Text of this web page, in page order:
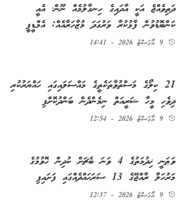
ދަތިވެއްޖެ އަކީ އާދައިގެ ހިނގާލުމެއް ނޫން؛ އެއީ
ކަންބޮޑުވުން ފާޅުކުރާ ވަރުގަދަ މުޒާހަރާއެއް: އެމްޑީޕީ
9 އޯގަސްޓު 2026 - 14:41
21 ކިލޯގެ މަސްތުވާތަކެތީގެ މައްސަލައިގައި ހައްޔަރުކުރި
ދިވެހި މީހާ ޝަރީއަތް ނިމެންދެން ބަންދުކޮށްފި
9 އޯގަސްޓު 2026 - 12:54
ވަޠަނީ ޚިދުމަތުގެ 4 ވަނަ ބެޗަށް ކުދިން ހޮވުމުގެ
މަރުހަލާ ރާއްޖޭގެ 13 ސަރަޙައްދެއްގައި ފަށައިފި
9 އޯގަސްޓު 2026 - 12:37